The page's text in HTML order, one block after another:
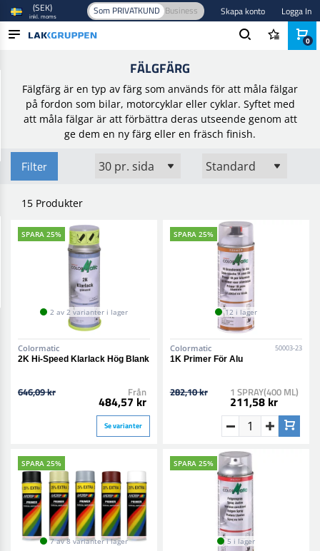
BRANSCHER
VARUMÄRKEN
BLOGG
(SEK)
inkl. moms Som PRIVATKUND Business Skapa konto Logga In
FÄLGFÄRG
Fälgfärg är en typ av färg som används för att måla fälgar
på fordon som bilar, motorcyklar eller cyklar. Syftet med
att måla fälgar är att förbättra deras utseende genom att
ge dem en ny färg eller en fräsch finish.
Filter
15 Produkter
SPARA 25%
2 av 2 varianter i lager
Colormatic
2K Hi-Speed Klarlack Hög Blank
646,09 kr Från
484,57 kr
Se varianter
SPARA 25%
12 i lager
Colormatic 50003-23
1K Primer För Alu
282,10 kr 1 SPRAY(400 ML)
211,58 kr
SPARA 25%
7 av 8 varianter i lager
SPARA 25%
5 i lager
0